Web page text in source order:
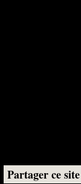
Partager ce site